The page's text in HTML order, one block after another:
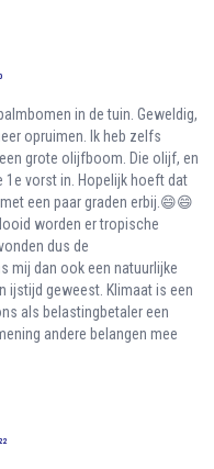
in de tuin. Geweldig,
opruimen. Ik heb zelfs
grote olijfboom. Die olijf, en
1e vorst in. Hopelijk hoeft dat
een paar graden erbij.😄😄
worden er tropische
dus de
mij dan ook een natuurlijke
ijstijd geweest. Klimaat is een
als belastingbetaler een
andere belangen mee